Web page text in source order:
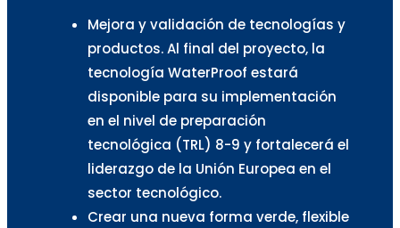
Mejora y validación de tecnologías y
productos. Al final del proyecto, la
tecnología WaterProof estará
disponible para su implementación
en el nivel de preparación
tecnológica (TRL) 8-9 y fortalecerá el
liderazgo de la Unión Europea en el
sector tecnológico.
Crear una nueva forma verde, flexible